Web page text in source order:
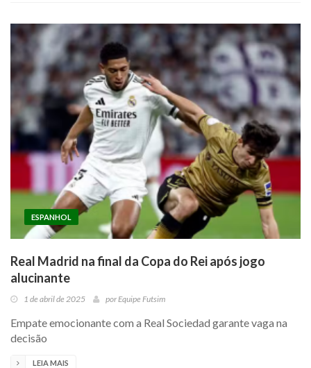
ESPANHOL
Real Madrid na final da Copa do Rei após jogo
alucinante
1 de abril de 2025 por Equipe Futsim
Empate emocionante com a Real Sociedad garante vaga na
decisão
LEIA MAIS